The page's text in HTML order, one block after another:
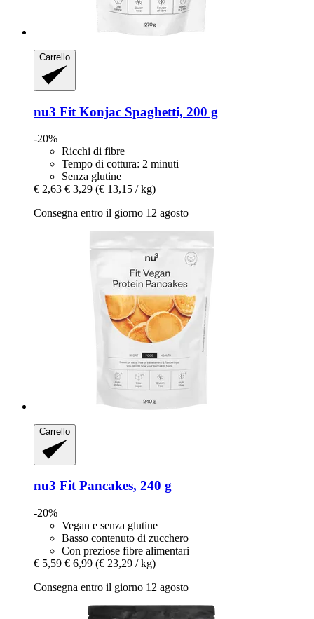
Carrello
nu3 Fit Konjac Spaghetti, 200 g
-20%
Ricchi di fibre
Tempo di cottura: 2 minuti
Senza glutine
€ 2,63 € 3,29 (€ 13,15 / kg)
Consegna entro il giorno 12 agosto
Carrello
nu3 Fit Pancakes, 240 g
-20%
Vegan e senza glutine
Basso contenuto di zucchero
Con preziose fibre alimentari
€ 5,59 € 6,99 (€ 23,29 / kg)
Consegna entro il giorno 12 agosto